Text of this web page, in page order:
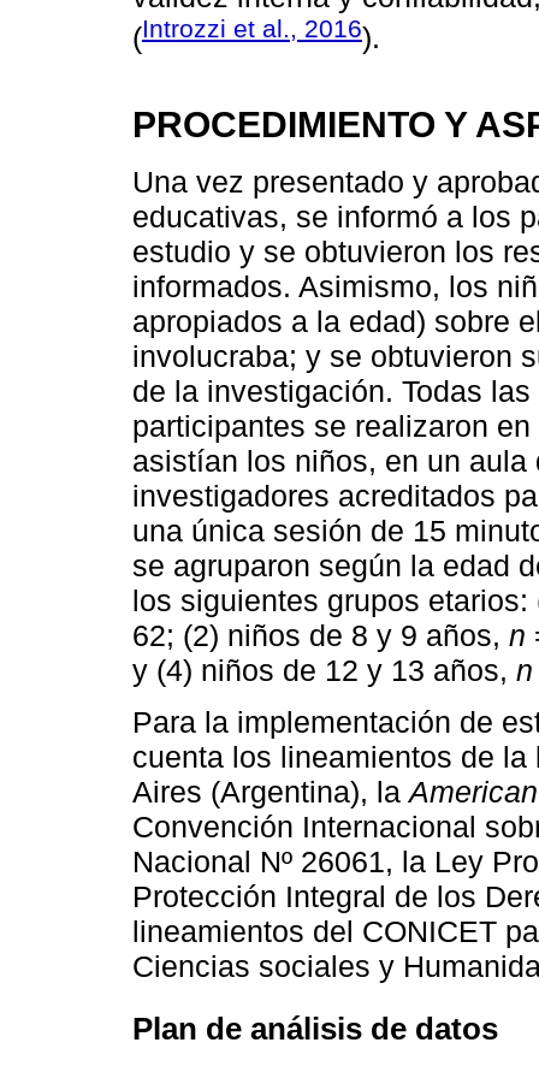
(Introzzi et al., 2016).
PROCEDIMIENTO Y
Una vez presentado y
educativas, se informó a los
estudio y se obtuvieron los
informados. Asimismo, los
apropiados a la edad) sobre
involucraba; y se obtuvieron
de la investigación. Todas
participantes se realizaron
asistían los niños, en un
investigadores acreditados
una única sesión de 15
se agruparon según la edad
los siguientes grupos
62; (2) niños de 8 y 9 años, n
y (4) niños de 12 y 13 años, n
Para la implementación de
cuenta los lineamientos de
Aires (Argentina), la
Convención Internacional
Nacional Nº 26061, la Ley
Protección Integral de los
lineamientos del CONICET
Ciencias sociales y
Plan de análisis de datos